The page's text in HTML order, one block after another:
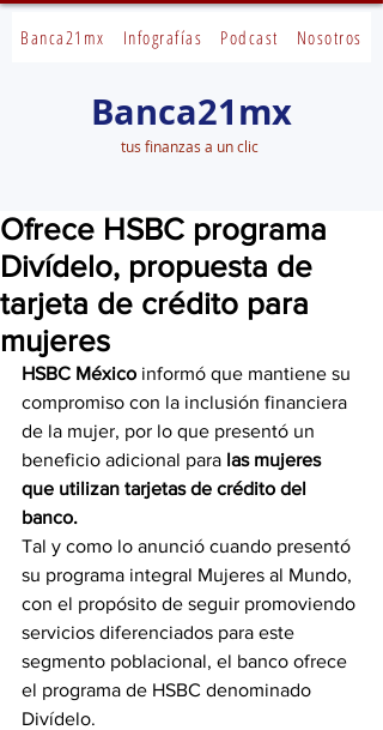
Banca21mx Infografías Podcast Nosotros
Banca21mx
tus finanzas a un clic
Ofrece HSBC programa
Divídelo, propuesta de
tarjeta de crédito para
mujeres
HSBC México informó que mantiene su
compromiso con la inclusión financiera
de la mujer, por lo que presentó un
beneficio adicional para las mujeres
que utilizan tarjetas de crédito del
banco.
Tal y como lo anunció cuando presentó
su programa integral Mujeres al Mundo,
con el propósito de seguir promoviendo
servicios diferenciados para este
segmento poblacional, el banco ofrece
el programa de HSBC denominado
Divídelo.